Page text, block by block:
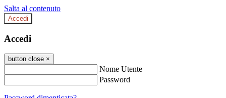
Salta al contenuto
Accedi
Accedi
button close ×
Nome Utente
Password